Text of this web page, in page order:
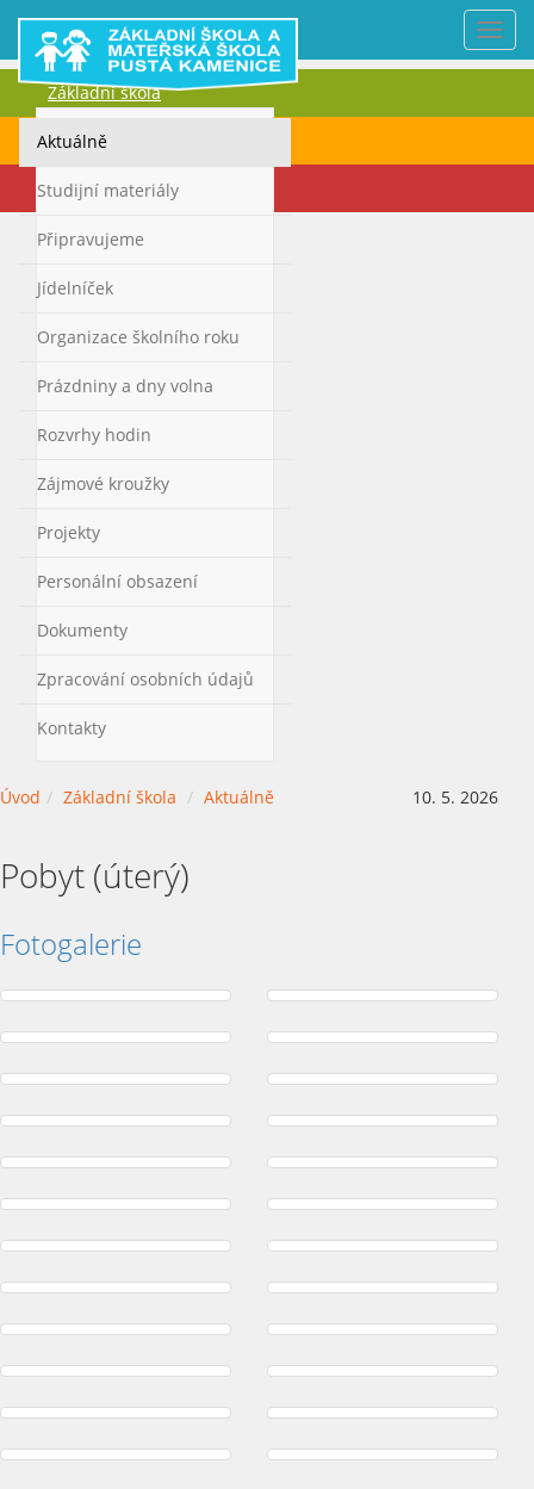
Základní škola
Mateřská škola
Kontakty
Aktuálně
Studijní materiály
Připravujeme
Jídelníček
Organizace školního roku
Prázdniny a dny volna
Rozvrhy hodin
Zájmové kroužky
Projekty
Personální obsazení
Dokumenty
Zpracování osobních údajů
Kontakty
Úvod Základní škola Aktuálně 10. 5. 2026
Pobyt (úterý)
Fotogalerie